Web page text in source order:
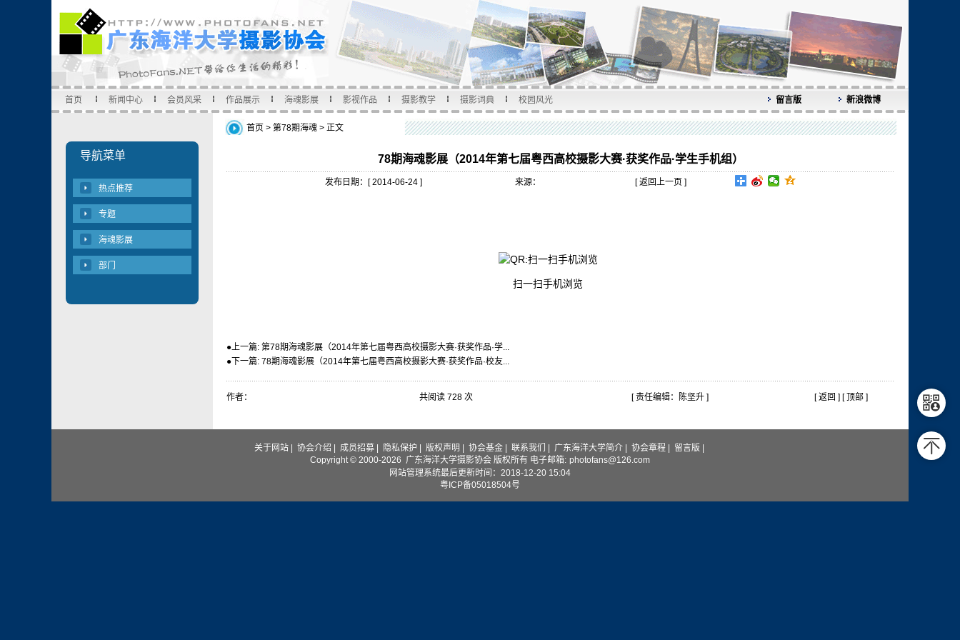
首页 新闻中心 会员风采 作品展示 海魂影展 影视作品 摄影教学 摄影词典 校园风光 留言版 新浪微博
导航菜单
热点推荐
专题
海魂影展
部门
首页 > 第78期海魂 > 正文
78期海魂影展（2014年第七届粤西高校摄影大赛·获奖作品·学生手机组）
发布日期：[ 2014-06-24 ] 来源： [返回上一页 ]
扫一扫手机浏览
●上一篇: 第78期海魂影展（2014年第七届粤西高校摄影大赛·获奖作品·学...
● 下一篇: 78期海魂影展（2014年第七届粤西高校摄影大赛·获奖作品·校友...
作者： 共阅读 728 次 [ 责任编辑：陈坚升 ] [返回 ] [ 顶部 ]
关于网站| 协会介绍 成员招募| 隐私保护 版权声明 协会基金| 联系我们 广东海洋大学简介| 协会章程| 留言版
Copyright © 2000-2026 广东海洋大学摄影协会 版权所有 电子邮箱: photofans@126.com
网站管理系统最后更新时间：2018-12-20 15:04
粤ICP备05018504号